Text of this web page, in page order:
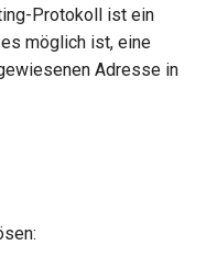
Protokoll ist ein
möglich ist, eine
Adresse in